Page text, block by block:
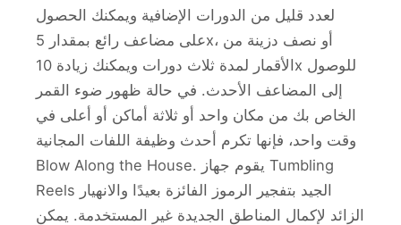
لعدد قليل من الدورات الإضافية ويمكنك الحصول
على مضاعف رائع بمقدار 5x، أو نصف دزينة من
الأقمار لمدة ثلاث دورات ويمكنك زيادة 10x للوصول
إلى المضاعف الأحدث. في حالة ظهور ضوء القمر
الخاص بك من مكان واحد أو ثلاثة أماكن أو أعلى في
وقت واحد، فإنها تكرم أحدث وظيفة اللفات المجانية
Blow Along the House. يقوم جهاز Tumbling
Reels الجيد بتفجير الرموز الفائزة بعيدًا والانهيار
الزائد لإكمال المناطق الجديدة غير المستخدمة. يمكن